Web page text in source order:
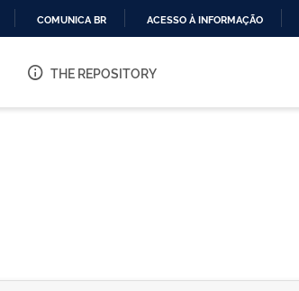
O
COMUNICA BR ACESSO À INFORMAÇÃO
THE REPOSITORY